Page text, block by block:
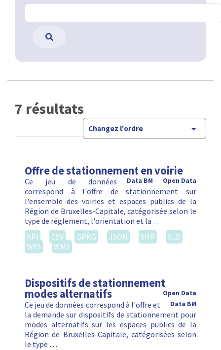
7 résultats
Changez l'ordre
Offre de stationnement en voirie
Open Data
Data BM
Ce jeu de données
correspond à l'offre de stationnement sur
l'ensemble des voiries et espaces publics de la
Région de Bruxelles-Capitale, catégorisée selon le
type de réglement, l'orientation et la …
API
CSV GPKG JSON SHP
SLD
WFS
WMS
Dispositifs de stationnement
modes alternatifs
Open Data
Data BM
Ce jeu de données correspond à l'offre et
la demande sur dispositifs de stationnement pour
modes alternatifs sur les espaces publics de la
Région de Bruxelles-Capitale, catégorisées selon
le type …